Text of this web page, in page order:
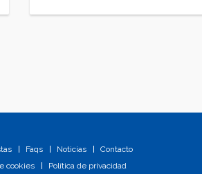
Faqs Noticias
Contacto
cookies Política de privacidad